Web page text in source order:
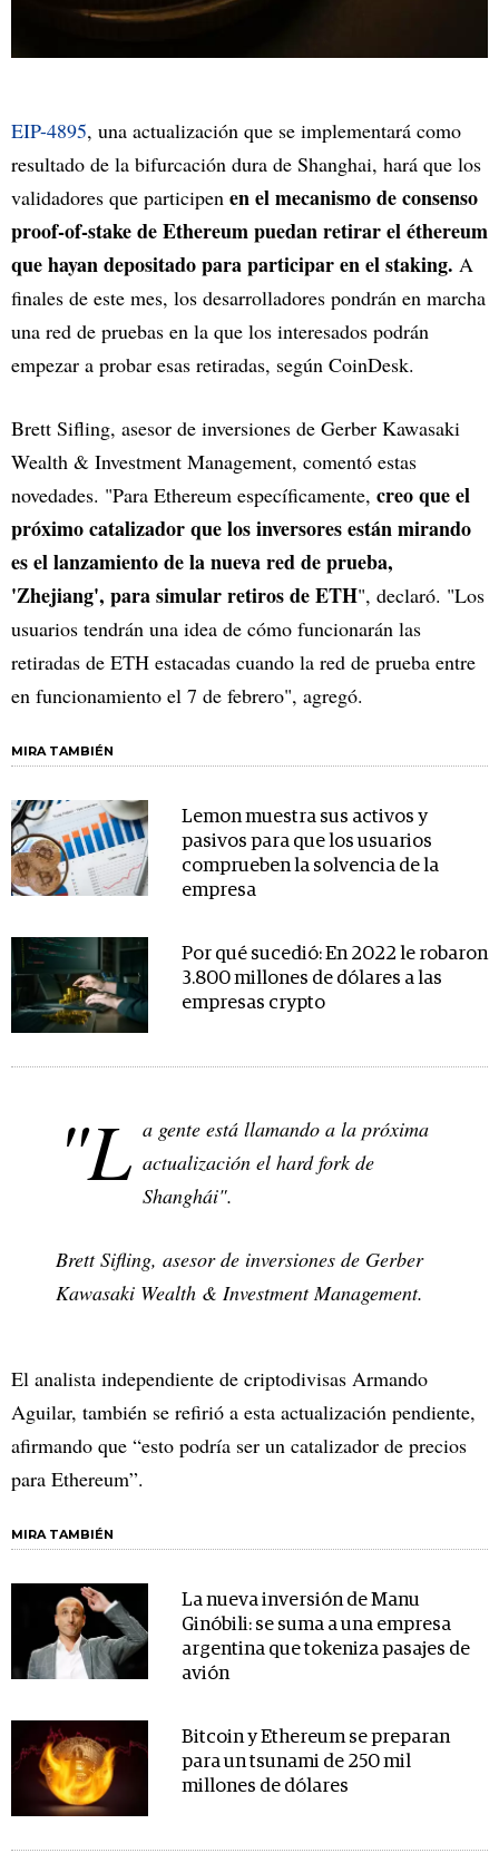
EIP-4895, una actualización que se implementará como
resultado de la bifurcación dura de Shanghai, hará que los
validadores que participen en el mecanismo de consenso
proof-of-stake de Ethereum puedan retirar el éthereum
que hayan depositado para participar en el staking. A
finales de este mes, los desarrolladores pondrán en marcha
una red de pruebas en la que los interesados podrán
empezar a probar esas retiradas, según CoinDesk.
Brett Sifling, asesor de inversiones de Gerber Kawasaki
Wealth & Investment Management, comentó estas
novedades. "Para Ethereum específicamente, creo que el
próximo catalizador que los inversores están mirando
es el lanzamiento de la nueva red de prueba,
'Zhejiang', para simular retiros de ETH", declaró. "Los
usuarios tendrán una idea de cómo funcionarán las
retiradas de ETH estacadas cuando la red de prueba entre
en funcionamiento el 7 de febrero", agregó.
MIRA TAMBIÉN
Lemon muestra sus activos y
pasivos para que los usuarios
comprueben la solvencia de la
empresa
Por qué sucedió: En 2022 le robaron
3.800 millones de dólares a las
empresas crypto
"L a gente está llamando a la próxima
actualización el hard fork de
Shanghái".
Brett Sifling, asesor de inversiones de Gerber
Kawasaki Wealth & Investment Management.
El analista independiente de criptodivisas Armando
Aguilar, también se refirió a esta actualización pendiente,
afirmando que “esto podría ser un catalizador de precios
para Ethereum”.
MIRA TAMBIÉN
La nueva inversión de Manu
Ginóbili: se suma a una empresa
argentina que tokeniza pasajes de
avión
Bitcoin y Ethereum se preparan
para un tsunami de 250 mil
millones de dólares